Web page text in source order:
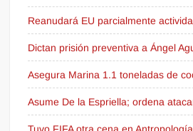
Reanudará EU parcialmente
Dictan prisión preventiva a Ángel
Asegura Marina 1.1 toneladas de
Asume De la Espriella; ordena
Tuvo FIFA otra cena en Antropología